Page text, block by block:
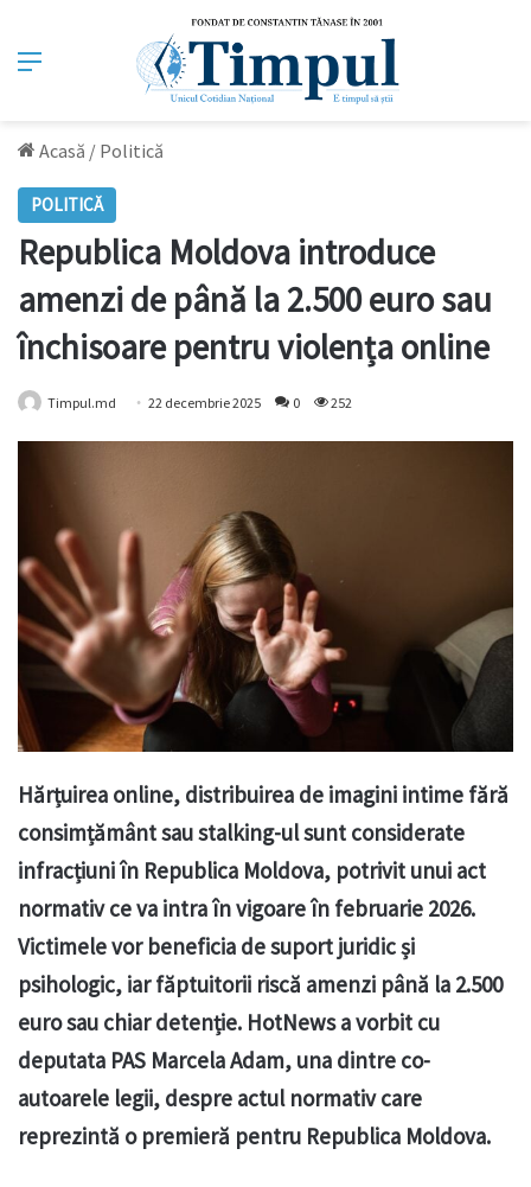
Meniu
Acasă / Politică
POLITICĂ
Republica Moldova introduce
amenzi de până la 2.500 euro sau
închisoare pentru violența online
Timpul.md 22 decembrie 2025 0 252
Hărțuirea online, distribuirea de imagini intime fără
consimțământ sau stalking-ul sunt considerate
infracțiuni în Republica Moldova, potrivit unui act
normativ ce va intra în vigoare în februarie 2026.
Victimele vor beneficia de suport juridic și
psihologic, iar făptuitorii riscă amenzi până la 2.500
euro sau chiar detenție. HotNews a vorbit cu
deputata PAS Marcela Adam, una dintre co-
autoarele legii, despre actul normativ care
reprezintă o premieră pentru Republica Moldova.